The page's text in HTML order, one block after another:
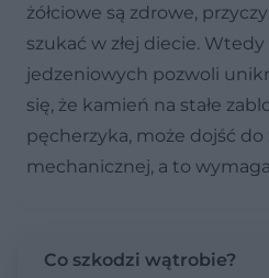
żółciowe są zdrowe,
szukać w złej diecie.
jedzeniowych pozwoli
się, że kamień na stałe
pęcherzyka, może dojść do
mechanicznej, a to
Co szkodzi wątrobie?